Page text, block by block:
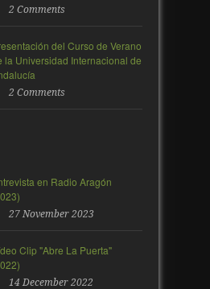
2 Comments
del Curso de Verano
la Universidad Internacional de
2 Comments
en Radio Aragón
27 November 2023
Clip "Abre La Puerta"
14 December 2022